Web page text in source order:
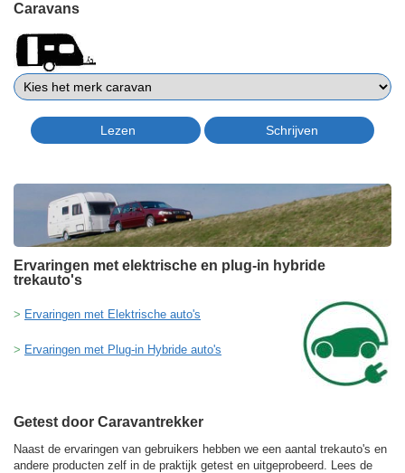
Caravans
Ervaringen met elektrische en plug-in hybride
trekauto's
Ervaringen met Elektrische auto's
Ervaringen met Plug-in Hybride auto's
Getest door Caravantrekker
Naast de ervaringen van gebruikers hebben we een aantal trekauto's en
andere producten zelf in de praktijk getest en uitgeprobeerd. Lees de